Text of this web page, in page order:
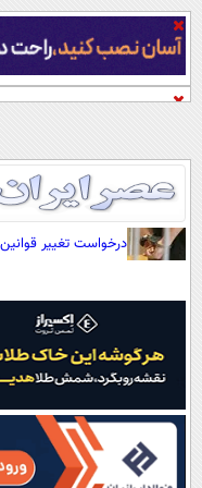
درخواست تغییر